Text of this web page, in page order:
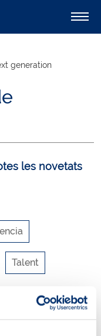
generation
les novetats
Talent
RSS